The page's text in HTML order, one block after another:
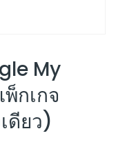
My
กเกจ
ดียว)